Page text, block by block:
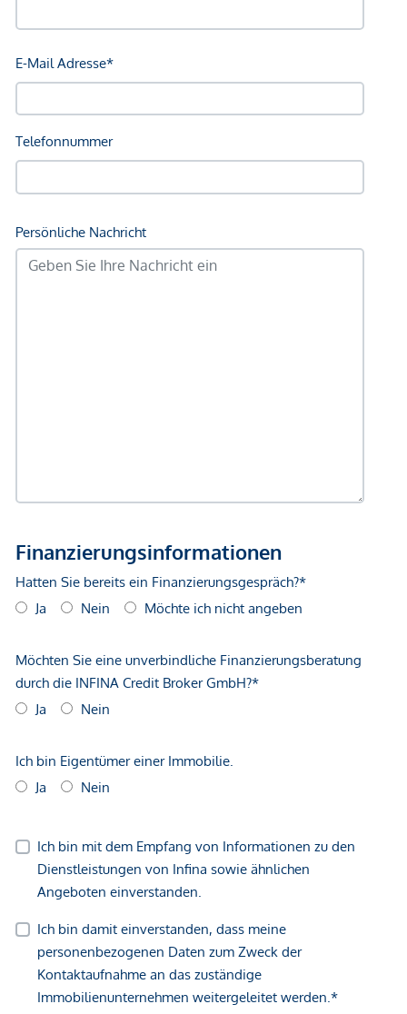
Vertragsabschluss resultierende Rechte sind ausschließlich
gegenüber dem anbietenden Immobilienunternehmen
geltend zu machen. Wir weisen Sie darauf hin, dass die
Gewähr erfolgen. Der Vermittler ist als Doppelmakler tätig.